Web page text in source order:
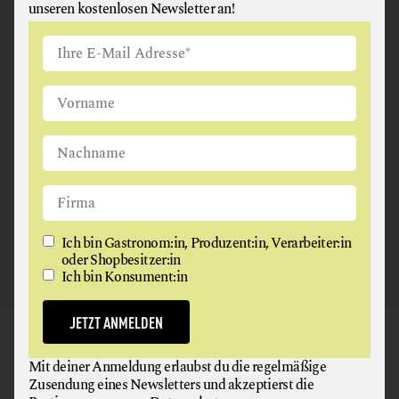
ANGUS & ARTHUR
FLEISCH + FLEISCHERZEUGNISSE
2326 Maria Lanzendorf
GAUMEN HOCH
NEWSLETTER
unseren kostenlosen Newsletter an!
Ich bin Gastronom:in, Produzent:in, Verarbeiter:in
oder Shopbesitzer:in
Ich bin Konsument:in
JETZT ANMELDEN
Mit deiner Anmeldung erlaubst du die regelmäßige
Zusendung eines Newsletters und akzeptierst die